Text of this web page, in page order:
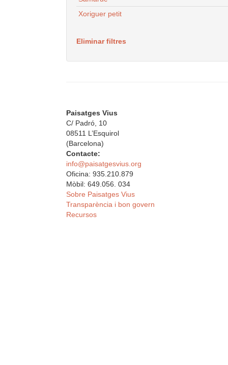
Xoriguer petit
Eliminar filtres
Paisatges Vius
C/ Padró, 10
08511 L’Esquirol
(Barcelona)
Contacte:
info@paisatgesvius.org
Oficina: 935.210.879
Mòbil: 649.056. 034
Sobre Paisatges Vius
Transparència i bon govern
Recursos